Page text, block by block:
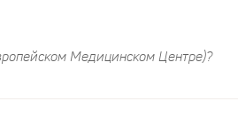
Медицинском Центре)?